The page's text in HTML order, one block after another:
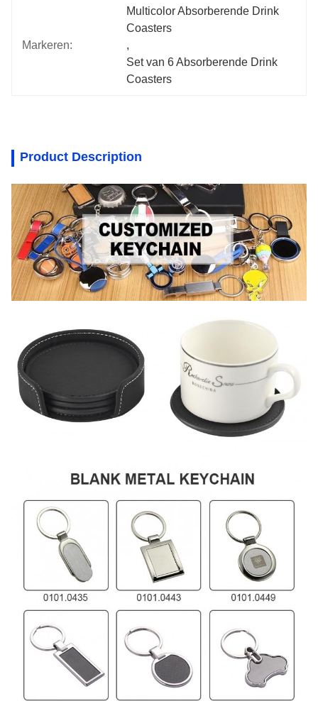
Markeren:
Multicolor Absorberende Drink
Coasters
,
Set van 6 Absorberende Drink
Coasters
Product Description